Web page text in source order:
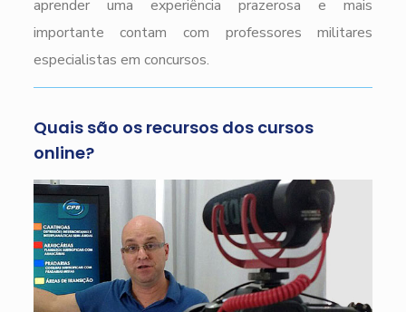
aprender uma experiência prazerosa e mais
importante contam com professores militares
especialistas em concursos.
Quais são os recursos dos cursos
online?